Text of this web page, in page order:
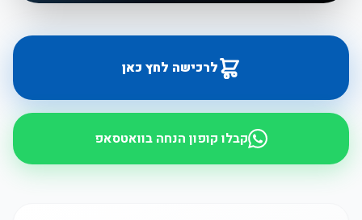
לרכישה לחץ כאן
קבלו קופון הנחה בוואטסאפ